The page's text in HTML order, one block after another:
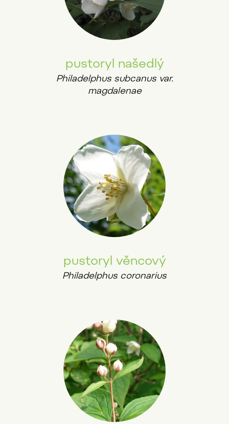
pustoryl našedlý
Philadelphus subcanus var.
magdalenae
pustoryl věncový
Philadelphus coronarius